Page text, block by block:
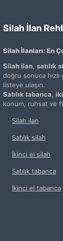
Silah İlan
Silah İlanları: En
Silah ilan, satılık
doğru sonuca
listeye ulaşın.
Satılık tabanca,
konum, ruhsat ve
Silah ilan
Satılık silah
İkinci el silah
Satılık tabanca
İkinci el tabanca